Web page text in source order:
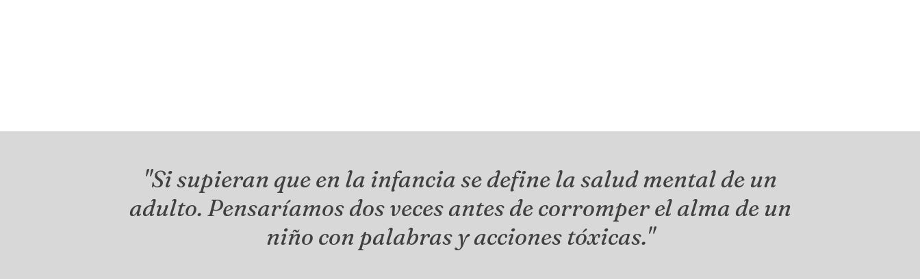
"Si supieran que en la infancia se define la salud mental de un
adulto. Pensaríamos dos veces antes de corromper el alma de un
niño con palabras y acciones tóxicas."